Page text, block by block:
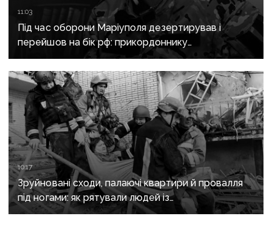
11:03
Під час оборони Маріуполя дезертирував і
перейшов на бік рф: прикордоннику
з «Азовсталі» повідомили про підозру
10:17
Зруйновані сходи, палаючі квартири й провалля
під ногами: як рятували людей із
багатоповерхівки в Краматорську